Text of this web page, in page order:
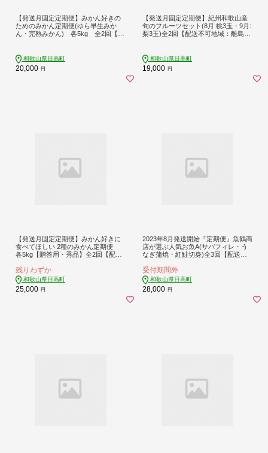
【発送月固定定期便】みかん好きの
ためのみかん定期便(ゆら早生みか
ん・完熟みかん) 各5kg 全2回【配
和歌山県日高町
20,000 円
【発送月固定定期便】紀州和歌山産
旬のフルーツセット(8月:桃3玉・9月:
梨3玉)全2回【配送不可地域：離島・
和歌山県日高町
19,000 円
【発送月固定定期便】みかん好きに
食べてほしい 2種のみかん定期便
各5kg【贈答用・秀品】全2回【配送
053555】
残りわずか
和歌山県日高町
25,000 円
2023年8月発送開始『定期便』魚鶴商
店が選ぶ人気お魚A(サバフィレ・う
なぎ蒲焼・紅鮭切身)全3回【配送不
受付期間外
和歌山県日高町
28,000 円